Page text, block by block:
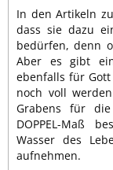
In den Artikeln
dass sie dazu
bedürfen, denn
Aber es gibt
ebenfalls für
noch voll
Grabens für
DOPPEL-Maß
Wasser des
aufnehmen.